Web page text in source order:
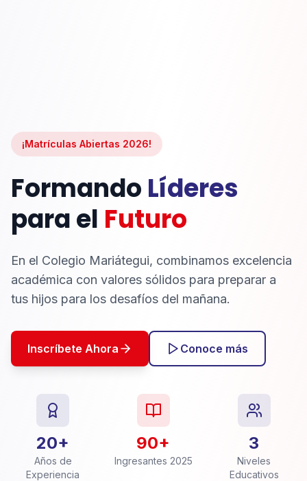
¡Matrículas Abiertas 2026!
Formando Líderes
para el Futuro
En el Colegio Mariátegui, combinamos excelencia
académica con valores sólidos para preparar a
tus hijos para los desafíos del mañana.
Inscríbete Ahora Conoce más
20+
Años de
Experiencia
90+
Ingresantes 2025
3
Niveles
Educativos